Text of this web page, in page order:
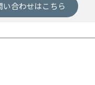
い合わせはこちら